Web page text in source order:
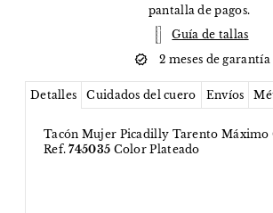
pantalla de pagos.
Guía de tallas
2 meses de garantía
Detalles Cuidados del cuero Envíos
Tacón Mujer Picadilly Tarento Máximo
Ref.745035 Color Plateado